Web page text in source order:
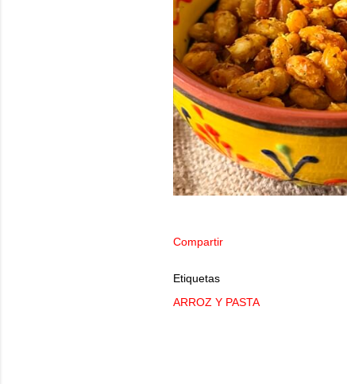
Compartir
Etiquetas
ARROZ Y PASTA